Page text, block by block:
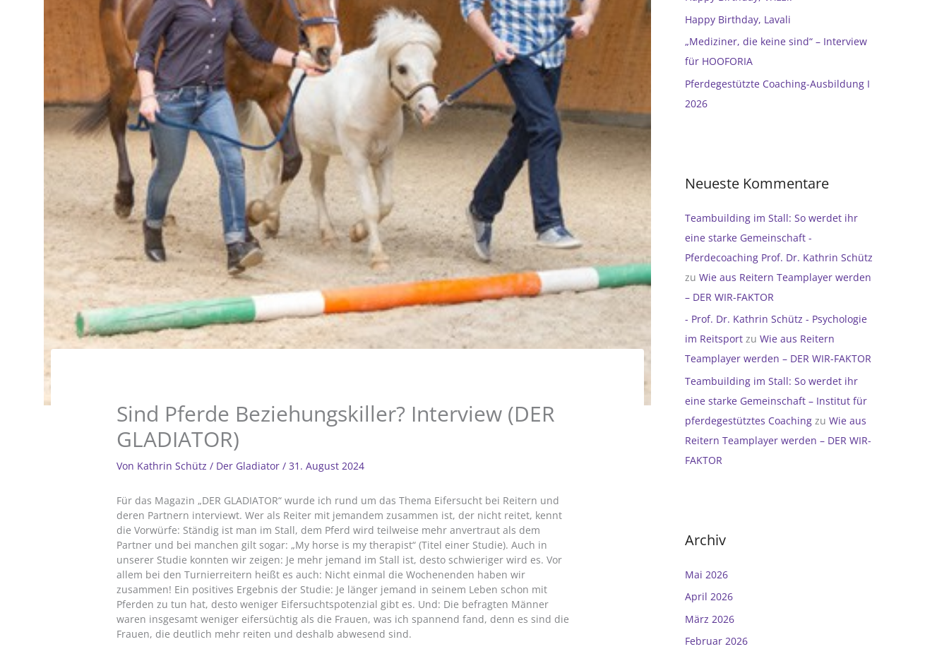
Sind Pferde Beziehungskiller? Interview (DER
GLADIATOR)
Von Kathrin Schütz/ Der Gladiator /31. August 2024
Für das Magazin „DER GLADIATOR“ wurde ich rund um das Thema Eifersucht bei Reitern und
deren Partnern interviewt. Wer als Reiter mit jemandem zusammen ist, der nicht reitet, kennt
die Vorwürfe: Ständig ist man im Stall, dem Pferd wird teilweise mehr anvertraut als dem
Partner und bei manchen gilt sogar: „My horse is my therapist“ (Titel einer Studie). Auch in
unserer Studie konnten wir zeigen: Je mehr jemand im Stall ist, desto schwieriger wird es. Vor
allem bei den Turnierreitern heißt es auch: Nicht einmal die Wochenenden haben wir
zusammen! Ein positives Ergebnis der Studie: Je länger jemand in seinem Leben schon mit
Pferden zu tun hat, desto weniger Eifersuchtspotenzial gibt es. Und: Die befragten Männer
waren insgesamt weniger eifersüchtig als die Frauen, was ich spannend fand, denn es sind die
Frauen, die deutlich mehr reiten und deshalb abwesend sind.
h
:Happy Birthday, Lavali
„Mediziner, die keine sind“ – Interview
für HOOFORIA
Pferdegestützte Coaching-Ausbildung I
2026
Neueste Kommentare
Teambuilding im Stall: So werdet ihr
eine starke Gemeinschaft -
Pferdecoaching Prof. Dr. Kathrin Schütz
zu Wie aus Reitern Teamplayer werden
– DER WIR-FAKTOR
- Prof. Dr. Kathrin Schütz - Psychologie
im Reitsport zu Wie aus Reitern
Teamplayer werden – DER WIR-FAKTOR
Teambuilding im Stall: So werdet ihr
eine starke Gemeinschaft – Institut für
pferdegestütztes Coaching zu Wie aus
Reitern Teamplayer werden – DER WIR-
FAKTOR
Archiv
Mai 2026
April 2026
März 2026
Februar 2026